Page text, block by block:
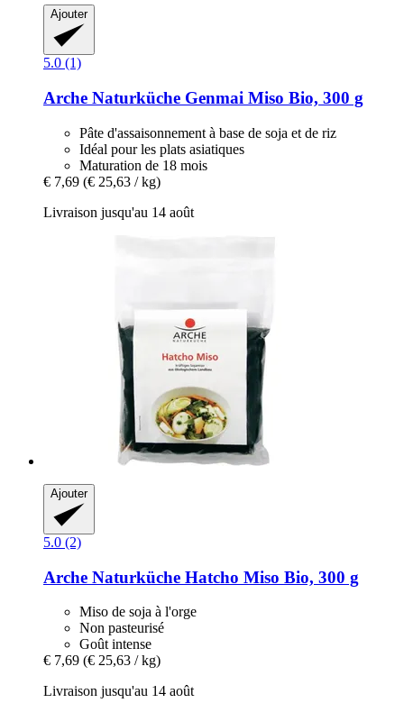
Ajouter
5.0 (1)
Arche Naturküche Genmai Miso Bio, 300 g
Pâte d'assaisonnement à base de soja et de riz
Idéal pour les plats asiatiques
Maturation de 18 mois
€ 7,69 (€ 25,63 / kg)
Livraison jusqu'au 14 août
Ajouter
5.0 (2)
Arche Naturküche Hatcho Miso Bio, 300 g
Miso de soja à l'orge
Non pasteurisé
Goût intense
€ 7,69 (€ 25,63 / kg)
Livraison jusqu'au 14 août